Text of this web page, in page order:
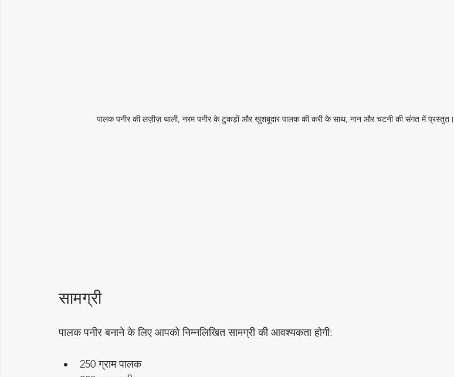
पालक पनीर की लज़ीज़ थाली, नरम पनीर के टुकड़ों और खुशबूदार पालक की करी के साथ, नान और चटनी की संगत में प्रस्तुत।
सामग्री
पालक पनीर बनाने के लिए आपको निम्नलिखित सामग्री की आवश्यकता होगी:
250 ग्राम पालक